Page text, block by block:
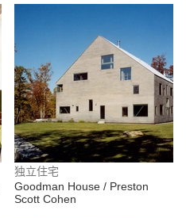
独立住宅
Goodman House / Preston
Scott Cohen